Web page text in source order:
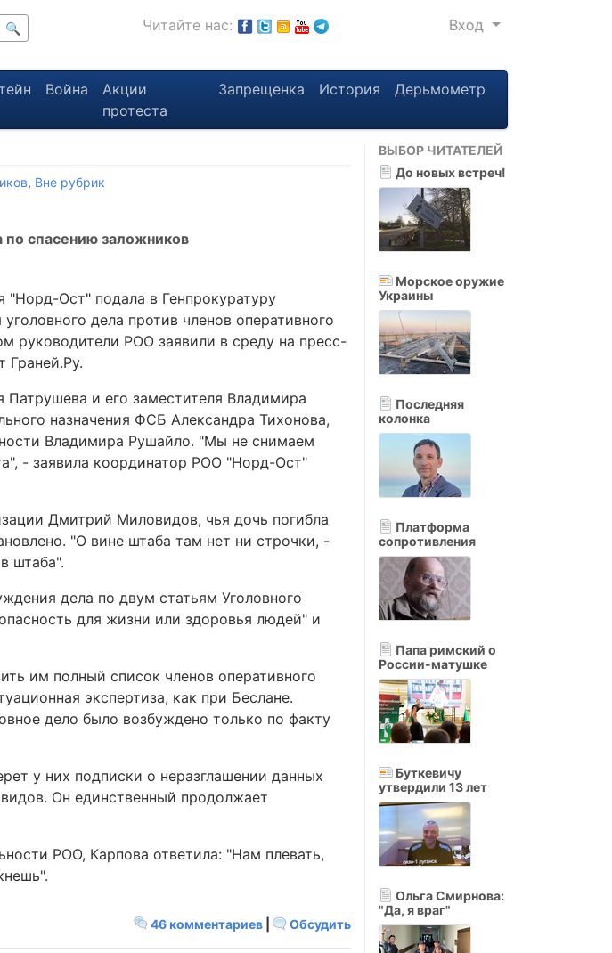
🔍 Читайте нас: Вход
Война
Акции
протеста
Запрещенка История Дерьмометр
, Вне рубрик
спасению заложников
"Норд-Ост" подала в Генпрокуратуру
дела против членов оперативного
руководители РОО заявили в среду на пресс-
Граней.Ру.
и его заместителя Владимира
назначения ФСБ Александра Тихонова,
Владимира Рушайло. "Мы не снимаем
- заявила координатор РОО "Норд-Ост"
Дмитрий Миловидов, чья дочь погибла
"О вине штаба там нет ни строчки, -
штаба".
дела по двум статьям Уголовного
для жизни или здоровья людей" и
им полный список членов оперативного
экспертиза, как при Беслане.
дело было возбуждено только по факту
у них подписки о неразглашении данных
Он единственный продолжает
РОО, Карпова ответила: "Нам плевать,
46 комментариев Обсудить
ВЫБОР ЧИТАТЕЛЕЙ
До новых встреч!
Морское оружие
Украины
Последняя
колонка
Платформа
сопротивления
Папа римский о
России-матушке
Буткевичу
утвердили 13 лет
Ольга Смирнова:
"Да, я враг"